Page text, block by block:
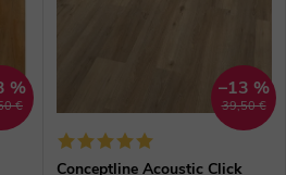
€
%
39,50 €
–13 %
Conceptline Acoustic Click